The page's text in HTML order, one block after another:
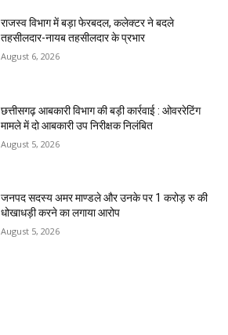
राजस्व विभाग में बड़ा फेरबदल, कलेक्टर ने बदले
तहसीलदार-नायब तहसीलदार के प्रभार
August 6, 2026
छत्तीसगढ़ आबकारी विभाग की बड़ी कार्रवाई : ओवररेटिंग
मामले में दो आबकारी उप निरीक्षक निलंबित
August 5, 2026
जनपद सदस्य अमर माण्डले और उनके पर 1 करोड़ रु की
धोखाधड़ी करने का लगाया आरोप
August 5, 2026